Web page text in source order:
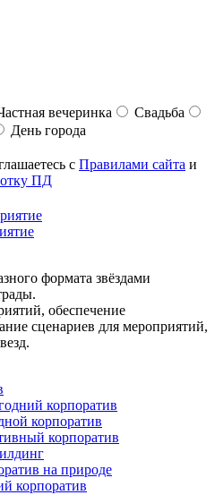
вечеринка
Свадьба
День города
с Правилами сайта и
ПД
формата звёздами
обеспечение
сценариев для мероприятий,
корпоратив
корпоратив
корпоратив
на природе
корпоратив